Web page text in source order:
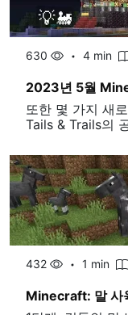
630 4 min
2023년 5월
또한 몇 가지 새
Tails & Trails의
432 1 min
Minecraft: 말 사